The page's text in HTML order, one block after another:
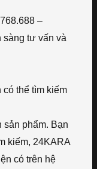
–
sàng tư vấn và
có thể tìm kiếm
sản phẩm. Bạn
kiếm, 24KARA
có trên hệ